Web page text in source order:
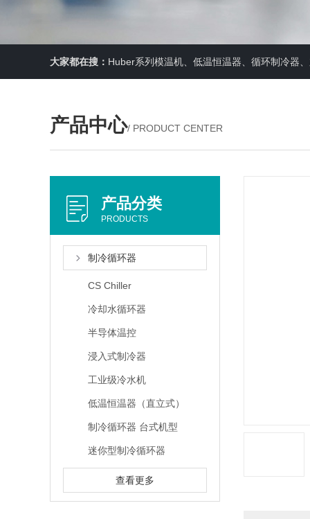
大家都在搜： Huber系列模温机、低温恒温器、循环制冷器
产品中心/ PRODUCT CENTER
产品分类
PRODUCTS
制冷循环器
CS Chiller
冷却水循环器
半导体温控
浸入式制冷器
工业级冷水机
低温恒温器（直立式）
制冷循环器 台式机型
迷你型制冷循环器
查看更多